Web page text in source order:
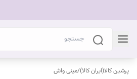
پرشین کالا(ایران کالا)/مینی واش